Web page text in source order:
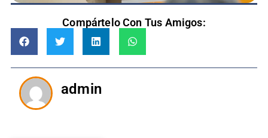
Compártelo Con Tus Amigos:
admin